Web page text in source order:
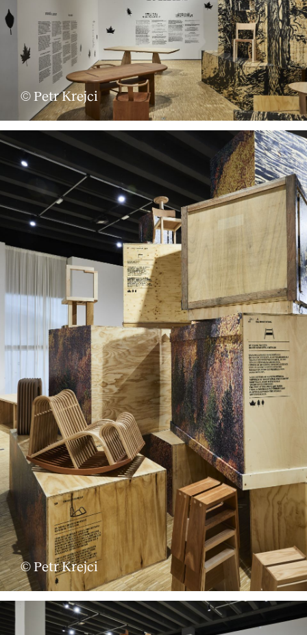
© Petr Krejci
© Petr Krejci